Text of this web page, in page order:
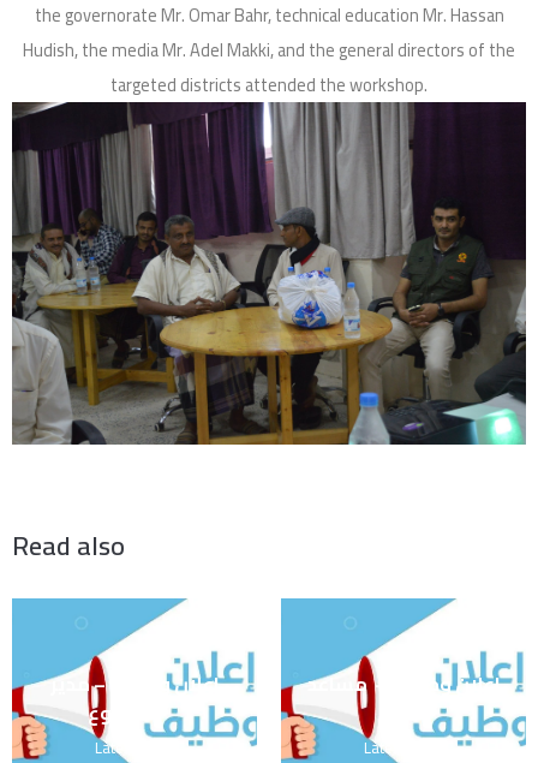
the governorate Mr. Omar Bahr, technical education Mr. Hassan
Hudish, the media Mr. Adel Makki, and the general directors of the
targeted districts attended the workshop.
Read also
اعلان وظيفة – مدير
المشروع
Latest news
اعلان وظيفة – مساعد
Latest news